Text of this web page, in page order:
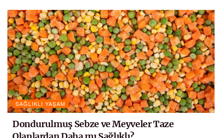
SAĞLIKLI YAŞAM
Dondurulmuş Sebze ve Meyveler Taze